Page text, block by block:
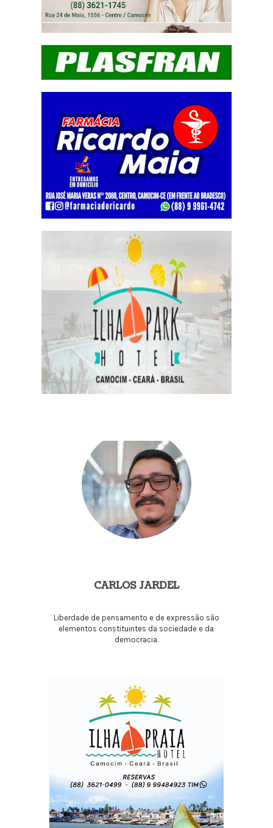
CARLOS JARDEL
Liberdade de pensamento e de expressão são
elementos constituintes da sociedade e da
democracia.